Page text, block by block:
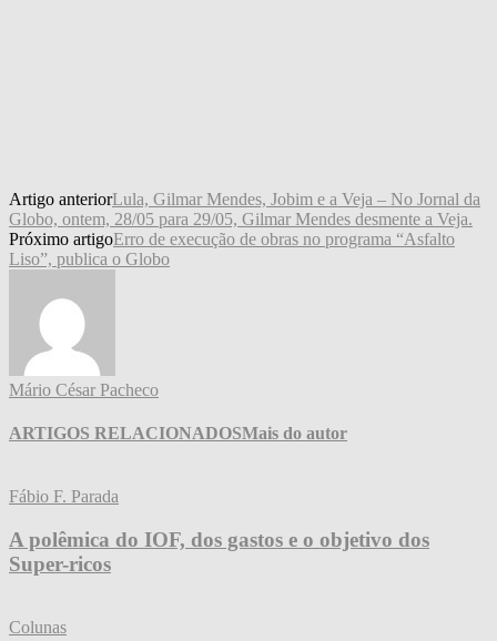
Artigo anteriorLula, Gilmar Mendes, Jobim e a Veja – No Jornal da
Globo, ontem, 28/05 para 29/05, Gilmar Mendes desmente a Veja.
Próximo artigoErro de execução de obras no programa “Asfalto
Liso”, publica o Globo
Mário César Pacheco
ARTIGOS RELACIONADOSMais do autor
Fábio F. Parada
A polêmica do IOF, dos gastos e o objetivo dos
Super-ricos
Colunas